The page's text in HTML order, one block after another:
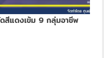
สีแดงเข้ม 9 กลุ่มอาชีพ